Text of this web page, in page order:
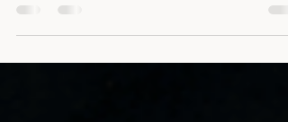
Vous vous sentez trop intense, trop sensible,
en décalage ? Et si la vraie question n’était pas